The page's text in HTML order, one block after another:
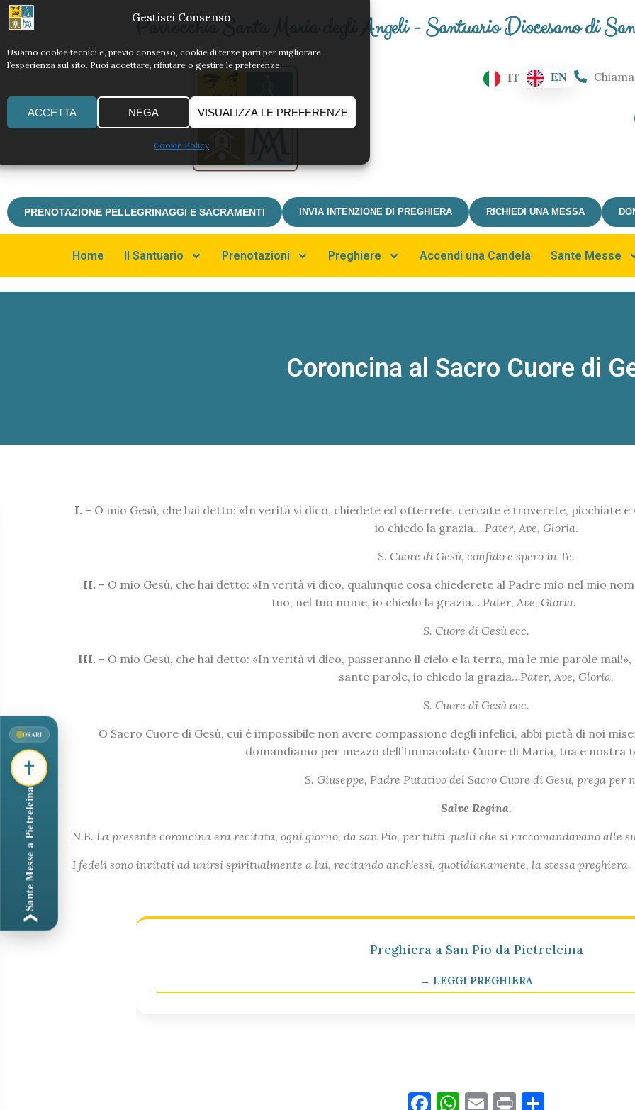
Gestisci Consenso
Usiamo cookie tecnici e, previo consenso, cookie di terze parti per migliorare
l’esperienza sul sito. Puoi accettare, rifiutare o gestire le preferenze.
ACCETTA NEGA VISUALIZZA LE PREFERENZE
Cookie Policy
Parrocchia Santa Maria degli Angeli - Santuario Diocesano di
IT EN Chiama
PRENOTAZIONE PELLEGRINAGGI E SACRAMENTI INVIA INTENZIONE DI PREGHIERA RICHIEDI UNA MESSA
Home Il Santuario Prenotazioni Preghiere Accendi una Candela Sante Messe
Coroncina al Sacro Cuore di
I.– O mio Gesù, che hai detto: «In verità vi dico, chiedete ed otterrete, cercate e troverete, picchiate e
io chiedo la grazia… Pater, Ave, Gloria.
S. Cuore di Gesù, confido e spero in Te.
II.– O mio Gesù, che hai detto: «In verità vi dico, qualunque cosa chiederete al Padre mio nel mio
tuo, nel tuo nome, io chiedo la grazia… Pater, Ave, Gloria.
S. Cuore di Gesù ecc.
III.– O mio Gesù, che hai detto: «In verità vi dico, passeranno il cielo e la terra, ma le mie parole
sante parole, io chiedo la grazia…Pater, Ave, Gloria.
S. Cuore di Gesù ecc.
O Sacro Cuore di Gesù, cui è impossibile non avere compassione degli infelici, abbi pietà di noi
domandiamo per mezzo dell’Immacolato Cuore di Maria, tua e nostra
S. Giuseppe, Padre Putativo del Sacro Cuore di Gesù, prega per
Salve Regina.
N.B. La presente coroncina era recitata, ogni giorno, da san Pio, per tutti quelli che si raccomandavano alle
I fedeli sono invitati ad unirsi spiritualmente a lui, recitando anch’essi, quotidianamente, la stessa preghiera.
Preghiera a San Pio da Pietrelcina
→ LEGGI PREGHIERA
Facebook
WhatsApp
Email
Print
ORARI
✝
Sante Messe a Pietrelcina
❯